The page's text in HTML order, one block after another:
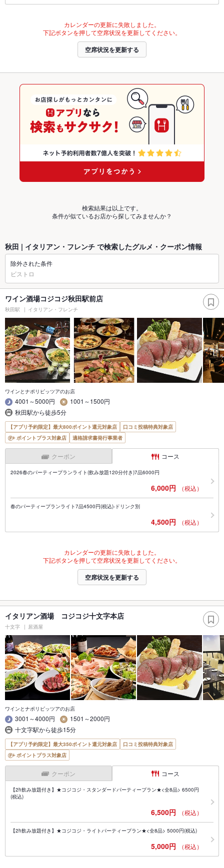
カレンダーの更新に失敗しました。
下記ボタンを押して空席状況を更新してください。
空席状況を更新する
検索結果は以上です。
条件が似ているお店から探してみませんか？
秋田 | イタリアン・フレンチ で検索したグルメ・クーポン情報
除外された条件
ビストロ
ワイン酒場コジコジ秋田駅前店
秋田駅 イタリアン・フレンチ
ワインとナポリピッツアのお店
4001～5000円
1001～1500円
秋田駅から徒歩5分
【アプリ予約限定】最大800ポイント還元対象店
口コミ投稿特典対象店
ポイントプラス対象店
適格請求書発行事業者
クーポン コース
2026春のパーティープランライト(飲み放題120分付き)7品6000円
6,000円 （税込）
春のパーティープランライト7品4500円(税込)-ドリンク別
4,500円 （税込）
カレンダーの更新に失敗しました。
下記ボタンを押して空席状況を更新してください。
空席状況を更新する
イタリアン酒場 コジコジ十文字本店
十文字 居酒屋
ワインとナポリピッツアのお店
3001～4000円
1501～2000円
十文字駅から徒歩15分
【アプリ予約限定】最大350ポイント還元対象店
口コミ投稿特典対象店
ポイントプラス対象店
クーポン コース
【2h飲み放題付き】★コジコジ・スタンダードパーティープラン★<全8品> 6500円
(税込)
6,500円 （税込）
【2h飲み放題付き】★コジコジ・ライトパーティープラン★<全8品> 5000円(税込)
5,000円 （税込）